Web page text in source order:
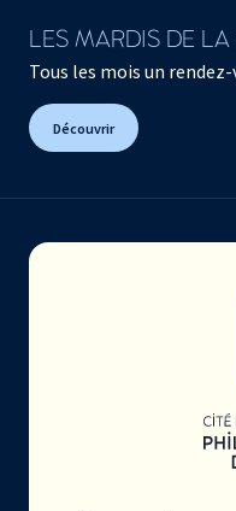
LES MARDIS DE
Tous les mois un
Découvrir